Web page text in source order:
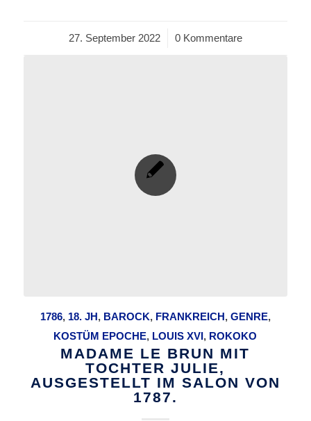
27. September 2022
/ 0 Kommentare
1786, 18. JH, BAROCK, FRANKREICH, GENRE,
KOSTÜM EPOCHE, LOUIS XVI, ROKOKO
MADAME LE BRUN MIT
TOCHTER JULIE,
AUSGESTELLT IM SALON VON
1787.